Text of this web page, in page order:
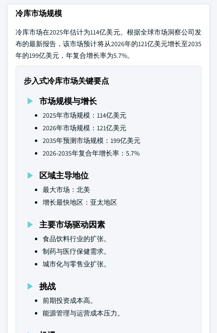
冷库市场规模
冷库市场在2025年估计为114亿美元。根据全球市场洞察公司发
布的最新报告，该市场预计将从2026年的121亿美元增长至2035
年的199亿美元，年复合增长率为5.7%。
步入式冷库市场关键要点
市场规模与增长
2025年市场规模：114亿美元
2026年市场规模：121亿美元
2035年预测市场规模：199亿美元
2026-2035年复合年增长率：5.7%
区域主导地位
最大市场：北美
增长最快地区：亚太地区
主要市场驱动因素
食品饮料行业的扩张。
制药与医疗保健需求。
城市化与零售业扩张。
挑战
前期投资成本高。
能源管理与运营成本压力。